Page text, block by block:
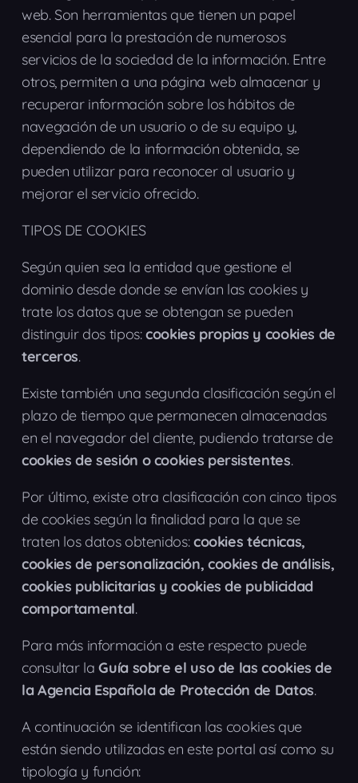
web. Son herramientas que tienen un papel
esencial para la prestación de numerosos
servicios de la sociedad de la información. Entre
otros, permiten a una página web almacenar y
recuperar información sobre los hábitos de
navegación de un usuario o de su equipo y,
dependiendo de la información obtenida, se
pueden utilizar para reconocer al usuario y
mejorar el servicio ofrecido.
TIPOS DE COOKIES
Según quien sea la entidad que gestione el
dominio desde donde se envían las cookies y
trate los datos que se obtengan se pueden
distinguir dos tipos:cookies propias y cookies de
terceros.
Existe también una segunda clasificación según el
plazo de tiempo que permanecen almacenadas
en el navegador del cliente, pudiendo tratarse de
cookies de sesión o cookies persistentes.
Por último, existe otra clasificación con cinco tipos
de cookies según la finalidad para la que se
traten los datos obtenidos:cookies técnicas,
cookies de personalización, cookies de análisis,
cookies publicitarias y cookies de publicidad
comportamental.
Para más información a este respecto puede
consultar laGuía sobre el uso de las cookies de
la Agencia Española de Protección de Datos.
A continuación se identifican las cookies que
están siendo utilizadas en este portal así como su
tipología y función: